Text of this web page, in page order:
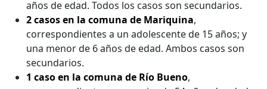
años de edad. Todos los casos son secundarios.
2 casos en la comuna de Mariquina,
correspondientes a un adolescente de 15 años; y
una menor de 6 años de edad. Ambos casos son
secundarios.
1 caso en la comuna de Río Bueno,